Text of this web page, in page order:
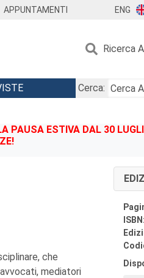
APPUNTAMENTI ENG
Ricerca
Cerca:
PAUSA ESTIVA DAL 30
che
mediatori
ISBN: